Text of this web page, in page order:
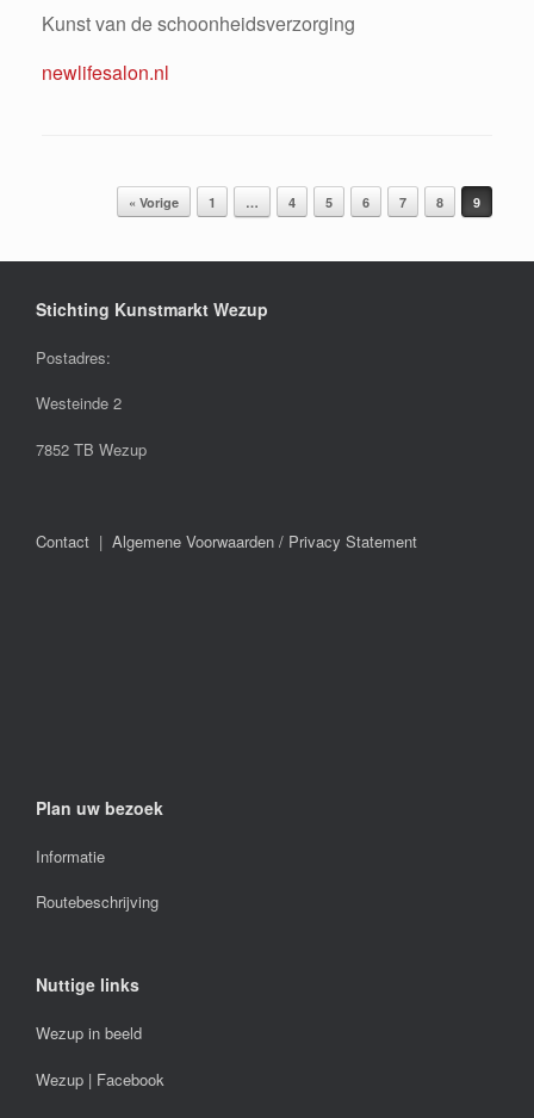
Kunst van de schoonheidsverzorging
newlifesalon.nl
Bericht navigatie
« Vorige 1 … 4 5 6 7 8 9
Stichting Kunstmarkt Wezup
Postadres:
Westeinde 2
7852 TB Wezup
Contact | Algemene Voorwaarden / Privacy Statement
Plan uw bezoek
Informatie
Routebeschrijving
Nuttige links
Wezup in beeld
Wezup | Facebook